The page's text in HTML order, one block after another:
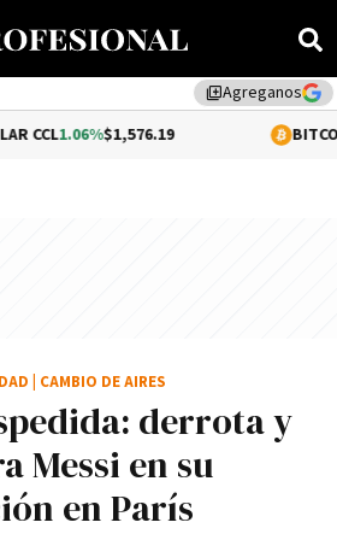
library_addAgreganos
$1,576.19 0.2%
derrota y
Messi en su
en París
CAMBIO DE AIRES